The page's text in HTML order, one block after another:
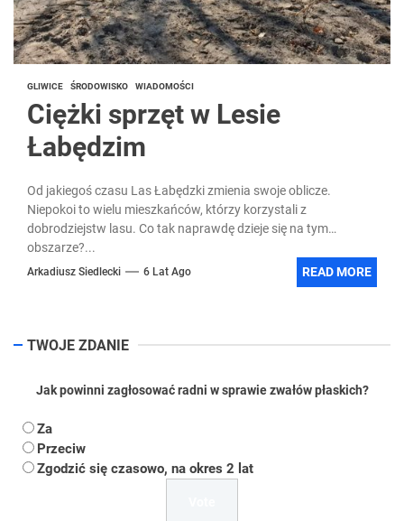
GLIWICE ŚRODOWISKO WIADOMOŚCI
Ciężki sprzęt w Lesie
Łabędzim
Od jakiegoś czasu Las Łabędzki zmienia swoje oblicze.
Niepokoi to wielu mieszkańców, którzy korzystali z
dobrodziejstw lasu. Co tak naprawdę dzieje się na tym
obszarze?...
Arkadiusz Siedlecki 6 Lat Ago READ MORE
TWOJE ZDANIE
Jak powinni zagłosować radni w sprawie zwałów płaskich?
Za
Przeciw
Zgodzić się czasowo, na okres 2 lat